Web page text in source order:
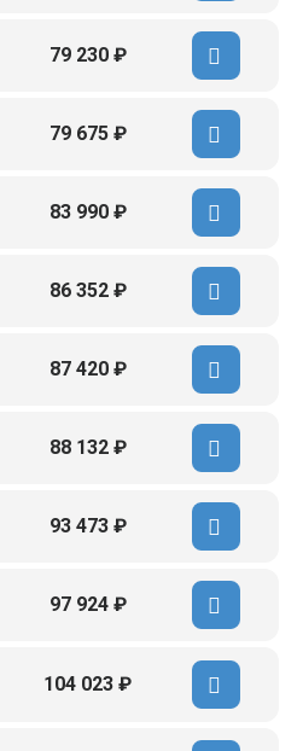
79 230 ₽
79 675 ₽
83 990 ₽
86 352 ₽
87 420 ₽
88 132 ₽
93 473 ₽
97 924 ₽
104 023 ₽